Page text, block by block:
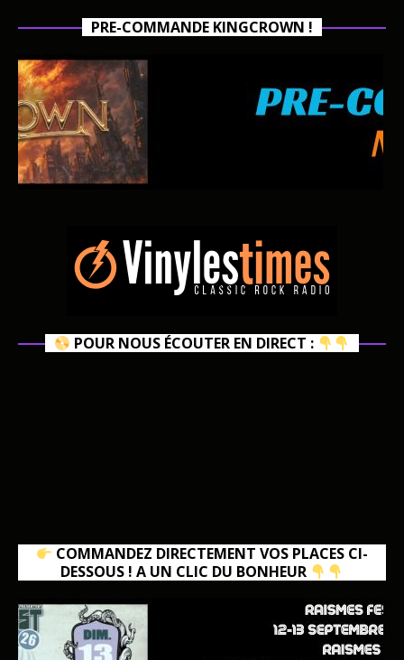
PRE-COMMANDE KINGCROWN !
POUR NOUS ÉCOUTER EN DIRECT :
COMMANDEZ DIRECTEMENT VOS PLACES CI-
DESSOUS ! A UN CLIC DU BONHEUR